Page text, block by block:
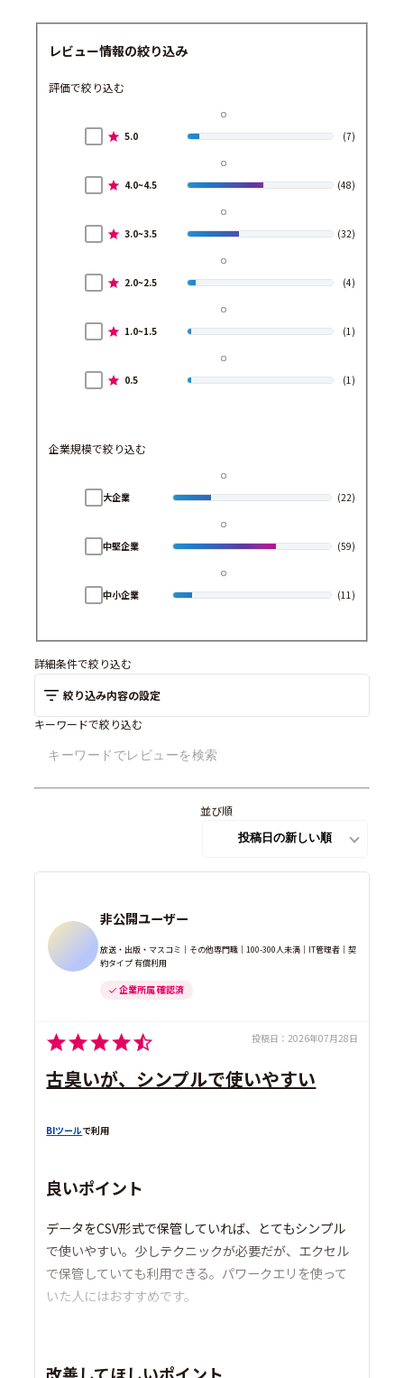
レビュー情報の絞り込み
評価で絞り込む
5.0 (7)
4.0~4.5 (48)
3.0~3.5 (32)
2.0~2.5 (4)
1.0~1.5 (1)
0.5 (1)
企業規模で絞り込む
大企業 (22)
中堅企業 (59)
中小企業 (11)
詳細条件で絞り込む
絞り込み内容の設定
キーワードで絞り込む
並び順
非公開ユーザー
放送・出版・マスコミ｜その他専門職｜100-300人未満｜IT管理者｜契
約タイプ 有償利用
企業所属 確認済
投稿日： 2026年07月28日
古臭いが、シンプルで使いやすい
BIツールで利用
良いポイント
データをCSV形式で保管していれば、とてもシンプル
で使いやすい。少しテクニックが必要だが、エクセル
で保管していても利用できる。パワークエリを使って
いた人にはおすすめです。
改善してほしいポイント